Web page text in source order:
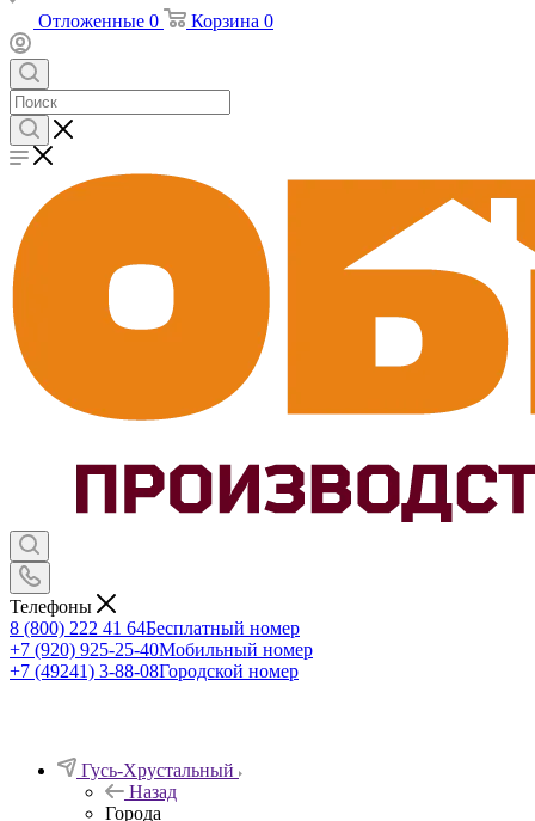
Отложенные 0 Корзина 0
Телефоны
8 (800) 222 41 64Бесплатный номер
+7 (920) 925-25-40Мобильный номер
+7 (49241) 3-88-08Городской номер
Гусь-Хрустальный
Назад
Города